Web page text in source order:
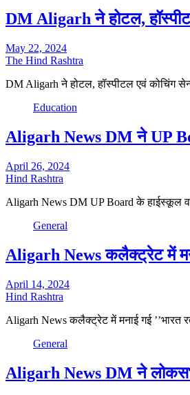
DM Aligarh ने होटल,
May 22, 2024
The Hind Rashtra
DM Aligarh ने होटल, हॉस्पीटल एवं कोचिंग
Education
Aligarh News DM ने UP
April 26, 2024
Hind Rashtra
Aligarh News DM UP Board के हाईस्कूल व
General
Aligarh News कलैक्ट्रेट में
April 14, 2024
Hind Rashtra
Aligarh News कलैक्ट्रेट में मनाई गई ’’भारत
General
Aligarh News DM ने लोकसभा